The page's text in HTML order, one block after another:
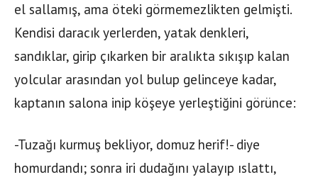
el sallamış, ama öteki görmemezlikten gelmişti.
Kendisi daracık yerlerden, yatak denkleri,
sandıklar, girip çıkarken bir aralıkta sıkışıp kalan
yolcular arasından yol bulup gelinceye kadar,
kaptanın salona inip köşeye yerleştiğini görünce:
-Tuzağı kurmuş bekliyor, domuz herif!- diye
homurdandı; sonra iri dudağını yalayıp ıslattı,